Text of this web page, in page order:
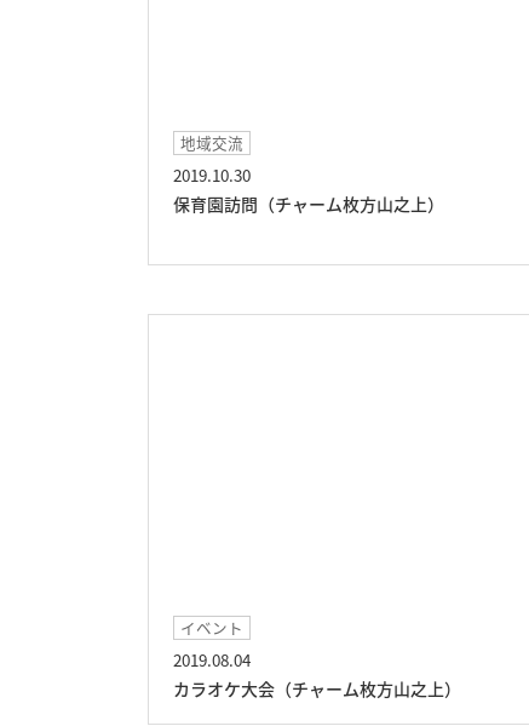
地域交流
2019.10.30
保育園訪問（チャーム枚方山之上）
イベント
2019.08.04
カラオケ大会（チャーム枚方山之上）